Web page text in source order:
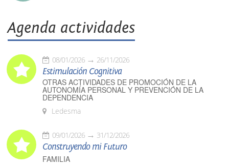
Agenda actividades
08/01/2026 26/11/2026
Estimulación Cognitiva
OTRAS ACTIVIDADES DE PROMOCIÓN DE LA
AUTONOMÍA PERSONAL Y PREVENCIÓN DE LA
DEPENDENCIA
Ledesma
09/01/2026 31/12/2026
Construyendo mi Futuro
FAMILIA